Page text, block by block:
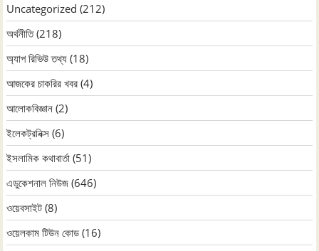
Uncategorized (212)
অর্থনীতি(218)
অ্যাপ রিভিউ তথ্য (18)
আজকের চাকরির খবর (4)
আলোকবিজ্ঞান (2)
ইলেকট্রনিক্স (6)
ইসলামিক কথাবার্তা (51)
এডুকেশনাল নিউজ (646)
ওয়েবসাইট (8)
ওয়েলকাম টিউন কোড (16)